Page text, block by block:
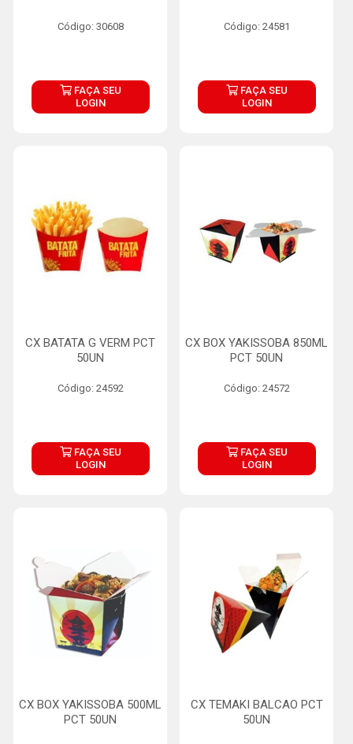
Código: 30608
FAÇA SEU
LOGIN
Código: 24581
FAÇA SEU
LOGIN
CX BATATA G VERM PCT
50UN
Código: 24592
FAÇA SEU
LOGIN
CX BOX YAKISSOBA 850ML
PCT 50UN
Código: 24572
FAÇA SEU
LOGIN
CX BOX YAKISSOBA 500ML
PCT 50UN
CX TEMAKI BALCAO PCT
50UN